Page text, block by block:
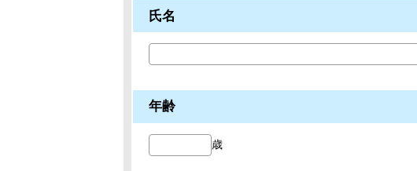
氏名
年齢
歳